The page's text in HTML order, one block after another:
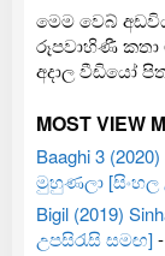
මෙම වෙබ්
රූපවාහිණී කතා
අදාල වීඩියෝ
MOST VIEW
Baaghi 3
මුහුණලා [සිංහල
Bigil (2019)
උපසිරැසි සමඟ]